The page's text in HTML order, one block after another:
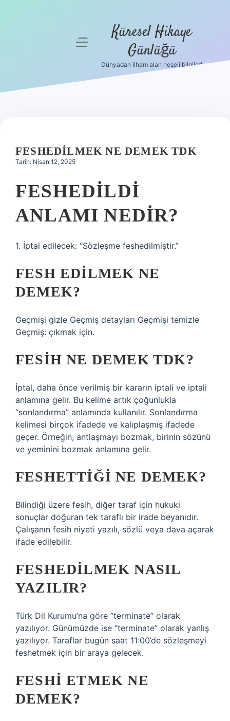
Hakkımızda
menüyü
Küresel Hikaye
Günlüğü
Dünyadan ilham alan neşeli bilgiler!
FESHEDILMEK NE DEMEK TDK
Tarih: Nisan 12, 2025
FESHEDILDI
ANLAMI NEDIR?
1. İptal edilecek: “Sözleşme feshedilmiştir.”
FESH EDILMEK NE
DEMEK?
Geçmişi gizle Geçmiş detayları Geçmişi temizle
Geçmiş: çıkmak için.
FESIH NE DEMEK TDK?
İptal, daha önce verilmiş bir kararın iptali ve iptali
anlamına gelir. Bu kelime artık çoğunlukla
“sonlandırma” anlamında kullanılır. Sonlandırma
kelimesi birçok ifadede ve kalıplaşmış ifadede
geçer. Örneğin, antlaşmayı bozmak, birinin sözünü
ve yeminini bozmak anlamına gelir.
FESHETTIĞI NE DEMEK?
Bilindiği üzere fesih, diğer taraf için hukuki
sonuçlar doğuran tek taraflı bir irade beyanıdır.
Çalışanın fesih niyeti yazılı, sözlü veya dava açarak
ifade edilebilir.
FESHEDILMEK NASIL
YAZILIR?
Türk Dil Kurumu’na göre “terminate” olarak
yazılıyor. Günümüzde ise “terminate” olarak yanlış
yazılıyor. Taraflar bugün saat 11:00’de sözleşmeyi
feshetmek için bir araya gelecek.
FESHI ETMEK NE
DEMEK?